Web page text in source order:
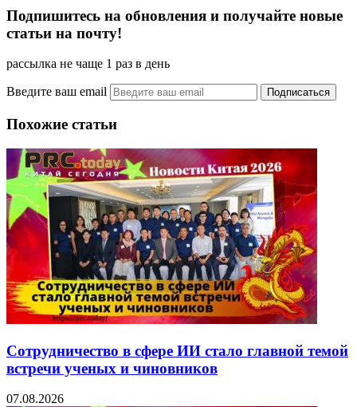
Подпишитесь на обновления и получайте новые
статьи на почту!
рассылка не чаще 1 раз в день
Введите ваш email
Похожие статьи
Сотрудничество в сфере ИИ стало главной темой
встречи ученых и чиновников
07.08.2026